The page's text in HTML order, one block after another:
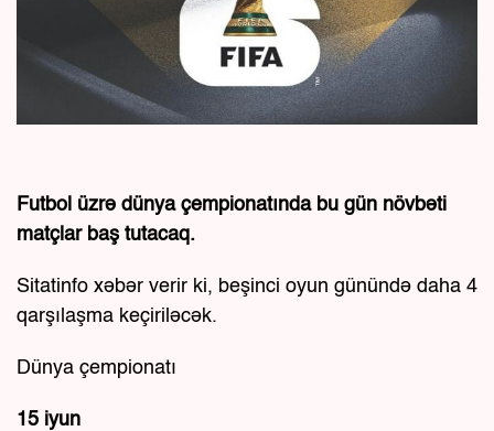
Futbol üzrə dünya çempionatında bu gün növbəti
matçlar baş tutacaq.
Sitatinfo xəbər verir ki, beşinci oyun günündə daha 4
qarşılaşma keçiriləcək.
Dünya çempionatı
15 iyun